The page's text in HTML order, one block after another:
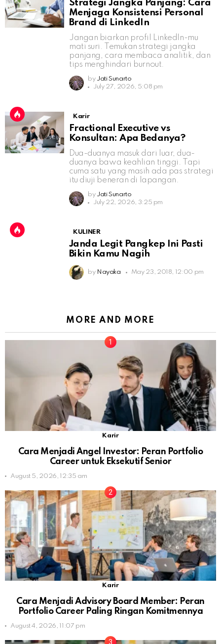
Strategi Jangka Panjang: Cara
Menjaga Konsistensi Personal
Brand di LinkedIn
Jangan biarkan profil LinkedIn-mu
mati suri. Temukan strategi jangka
panjang, cara membaca analitik, dan
tips menghindari burnout.
by Jati Sunarto
July 27, 2026, 5:08 pm
Karir
Fractional Executive vs
Konsultan: Apa Bedanya?
Dua-duanya masuk dari luar, dua-
duanya bawa keahlian tinggi. Tapi
cuma satu yang masih ada pas strategi
itu diuji beneran di lapangan.
by Jati Sunarto
July 22, 2026, 3:25 pm
KULINER
Janda Legit Pangkep Ini Pasti
Bikin Kamu Nagih
by Nayaka May 23, 2018, 12:00 pm
MORE AND MORE
Karir
Cara Menjadi Angel Investor: Peran Portfolio
Career untuk Eksekutif Senior
August 5, 2026, 12:35 am
Karir
Cara Menjadi Advisory Board Member: Peran
Portfolio Career Paling Ringan Komitmennya
August 4, 2026, 11:07 pm